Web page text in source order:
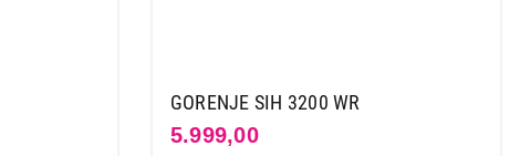
GORENJE SIH 3200 WR
5.999,00